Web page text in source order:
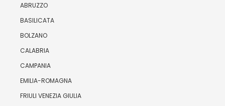
ABRUZZO
BASILICATA
BOLZANO
CALABRIA
CAMPANIA
EMILIA-ROMAGNA
FRIULI VENEZIA GIULIA